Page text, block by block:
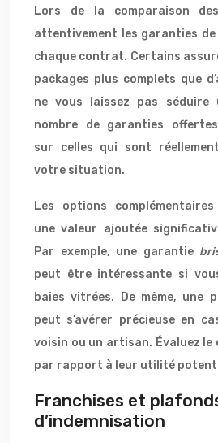
Lors de la comparaison
attentivement les garanties de
chaque contrat. Certains
packages plus complets que
ne vous laissez pas séduire
nombre de garanties
sur celles qui sont
votre situation.
Les options
une valeur ajoutée
Par exemple, une garantie
peut être intéressante si
baies vitrées. De même, une
peut s’avérer précieuse en
voisin ou un artisan. Évaluez le
par rapport à leur utilité
Franchises et
d’indemnisation